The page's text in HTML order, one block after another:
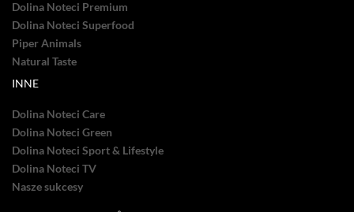
Dolina Noteci Premium
Dolina Noteci Superfood
Piper Animals
Natural Taste
INNE
Dolina Noteci Care
Dolina Noteci Green
Dolina Noteci Sport & Lifestyle
Dolina Noteci TV
Nasze sukcesy